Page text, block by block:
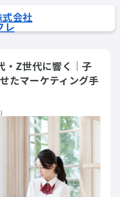
・Z世代に響く｜子
たマーケティング手